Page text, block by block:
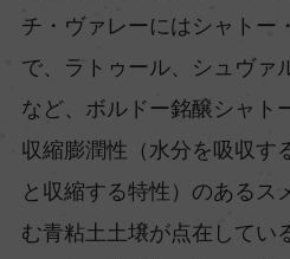
チ・ヴァレーにはシャトー
で、ラトゥール、シュヴァ
など、ボルドー銘醸シャト
収縮膨潤性（水分を吸収す
と収縮する特性）のあるス
む青粘土土壌が点在してい